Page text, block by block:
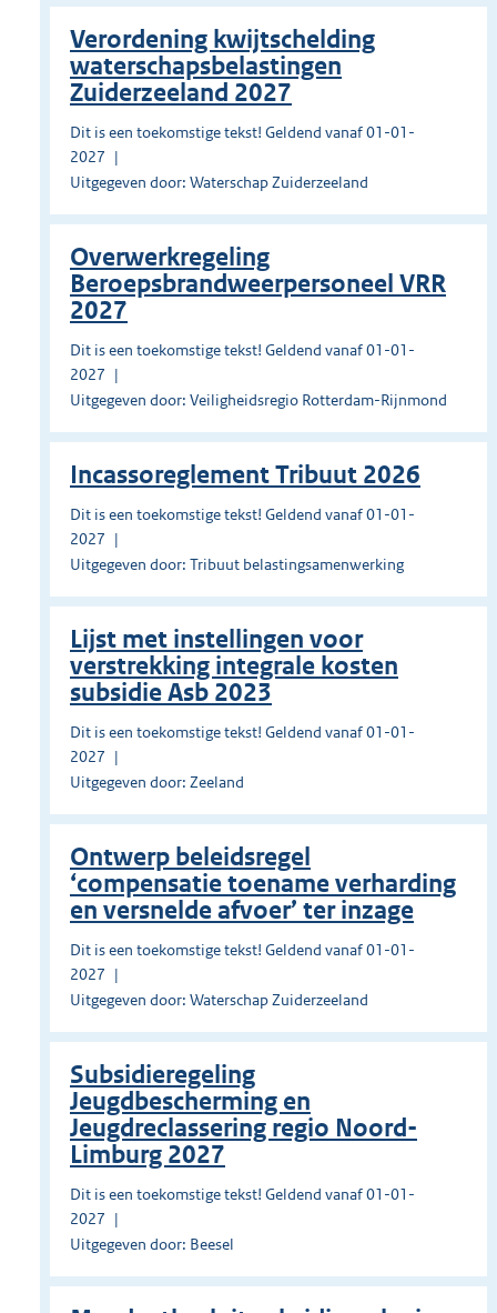
Verordening kwijtschelding
waterschapsbelastingen
Zuiderzeeland 2027
Dit is een toekomstige tekst! Geldend vanaf 01-01-
2027
Uitgegeven door: Waterschap Zuiderzeeland
Overwerkregeling
Beroepsbrandweerpersoneel VRR
2027
Dit is een toekomstige tekst! Geldend vanaf 01-01-
2027
Uitgegeven door: Veiligheidsregio Rotterdam-Rijnmond
Incassoreglement Tribuut 2026
Dit is een toekomstige tekst! Geldend vanaf 01-01-
2027
Uitgegeven door: Tribuut belastingsamenwerking
Lijst met instellingen voor
verstrekking integrale kosten
subsidie Asb 2023
Dit is een toekomstige tekst! Geldend vanaf 01-01-
2027
Uitgegeven door: Zeeland
Ontwerp beleidsregel
‘compensatie toename verharding
en versnelde afvoer’ ter inzage
Dit is een toekomstige tekst! Geldend vanaf 01-01-
2027
Uitgegeven door: Waterschap Zuiderzeeland
Subsidieregeling
Jeugdbescherming en
Jeugdreclassering regio Noord-
Limburg 2027
Dit is een toekomstige tekst! Geldend vanaf 01-01-
2027
Uitgegeven door: Beesel